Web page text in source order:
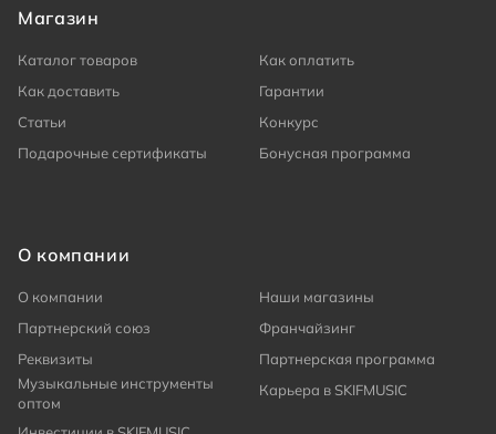
Магазин
Каталог товаров
Как оплатить
Как доставить
Гарантии
Статьи
Конкурс
Подарочные сертификаты
Бонусная программа
О компании
О компании
Наши магазины
Партнерский союз
Франчайзинг
Реквизиты
Партнерская программа
Музыкальные инструменты
оптом
Карьера в SKIFMUSIC